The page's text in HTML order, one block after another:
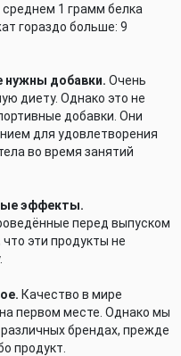
1 грамм белка
гораздо больше: 9
нужны добавки. Очень
диету. Однако это не
добавки. Они
для удовлетворения
во время занятий
эффекты.
перед выпуском
эти продукты не
Качество в мире
первом месте. Однако мы
брендах, прежде
продукт.